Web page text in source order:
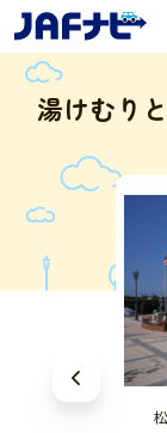
湯けむり